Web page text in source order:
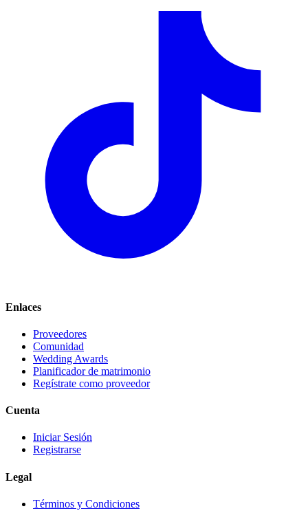
Enlaces
Proveedores
Comunidad
Wedding Awards
Planificador de matrimonio
Regístrate como proveedor
Cuenta
Iniciar Sesión
Registrarse
Legal
Términos y Condiciones